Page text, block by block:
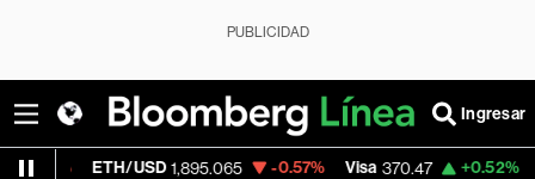
PUBLICIDAD
Ingresar
ETH/USD 1,895.065 -0.57% Visa 370.47 +0.52%